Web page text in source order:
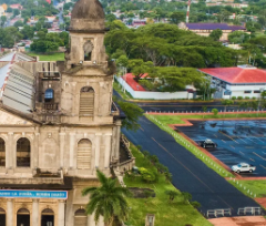
partout dans le monde
complexes liées à l’emploi
par rapport aux autres
pour les RH et la
pleine croissance
des freelances
disponibles et les vitesses de
internationaux